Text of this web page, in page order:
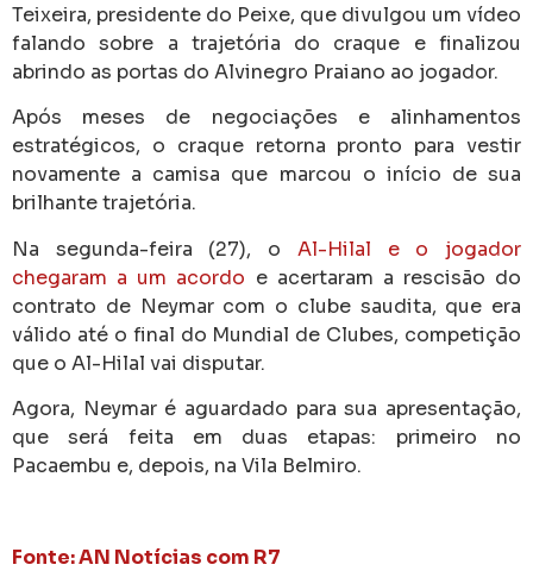
Teixeira, presidente do Peixe, que divulgou um vídeo
falando sobre a trajetória do craque e finalizou
abrindo as portas do Alvinegro Praiano ao jogador.
Após meses de negociações e alinhamentos
estratégicos, o craque retorna pronto para vestir
novamente a camisa que marcou o início de sua
brilhante trajetória.
Na segunda-feira (27), o Al-Hilal e o jogador
chegaram a um acordo e acertaram a rescisão do
contrato de Neymar com o clube saudita, que era
válido até o final do Mundial de Clubes, competição
que o Al-Hilal vai disputar.
Agora, Neymar é aguardado para sua apresentação,
que será feita em duas etapas: primeiro no
Pacaembu e, depois, na Vila Belmiro.
Fonte: AN Notícias com R7